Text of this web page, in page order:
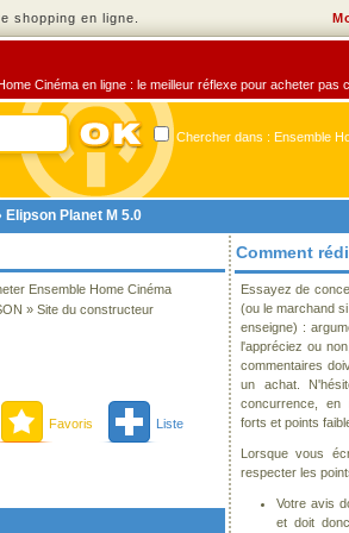
shopping en ligne.
Cinéma en ligne : le meilleur réflexe pour acheter pas
Chercher dans : Ensemble
Elipson Planet M 5.0
Ensemble Home Cinéma
» Site du constructeur
Favoris Liste
Comment
Essayez de
(ou le marchand
enseigne) :
l'appréciez ou
commentaires
un achat.
concurrence, en
forts et points
Lorsque vous
respecter les
Votre avis
et doit